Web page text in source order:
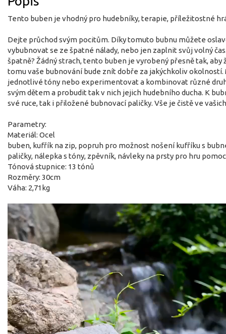
Tento buben je vhodný pro hudebníky, terapie, příležitostné
Dejte průchod svým pocitům. Díky tomuto bubnu můžete
vybubnovat se ze špatné nálady, nebo jen zaplnit svůj volný
špatně? Žádný strach, tento buben je vyrobený přesně tak, aby
tomu vaše bubnování bude znít dobře za jakýchkoliv
jednotlivé tóny nebo experimentovat a kombinovat různé
svým dětem a probudit tak v nich jejich hudebního ducha. K
své ruce, tak i přiložené bubnovací paličky. Vše je čistě ve
Parametry:
Materiál: Ocel
buben, kufřík na zip, popruh pro možnost nošení kufříku s
paličky, nálepka s tóny, zpěvník, návleky na prsty pro hru
Tónová stupnice: 13 tónů
Rozměry: 30cm
Váha: 2,71kg